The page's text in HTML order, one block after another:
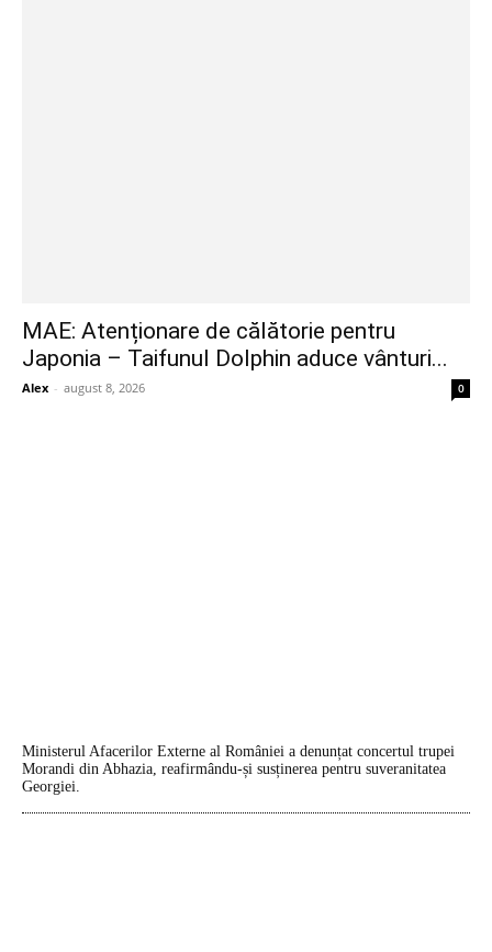
MAE: Atenționare de călătorie pentru
Japonia – Taifunul Dolphin aduce vânturi...
Alex - august 8, 2026 0
Ministerul Afacerilor Externe al României a denunțat concertul trupei
Morandi din Abhazia, reafirmându-și susținerea pentru suveranitatea
Georgiei.